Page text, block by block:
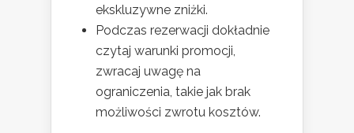
ekskluzywne zniżki.
Podczas rezerwacji dokładnie
czytaj warunki promocji,
zwracaj uwagę na
ograniczenia, takie jak brak
możliwości zwrotu kosztów.